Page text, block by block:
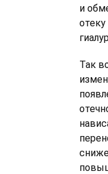
и
Так